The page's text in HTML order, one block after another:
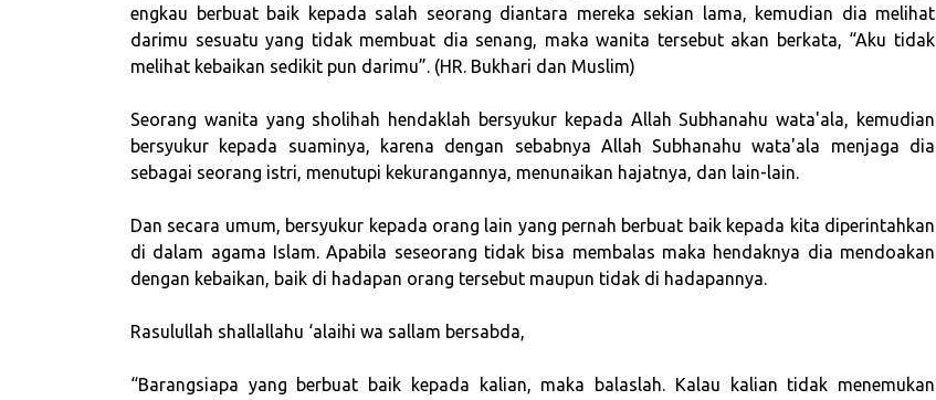
engkau berbuat baik kepada salah seorang diantara mereka sekian lama, kemudian dia melihat
darimu sesuatu yang tidak membuat dia senang, maka wanita tersebut akan berkata, “Aku tidak
melihat kebaikan sedikit pun darimu”. (HR. Bukhari dan Muslim)
Seorang wanita yang sholihah hendaklah bersyukur kepada Allah Subhanahu wata'ala, kemudian
bersyukur kepada suaminya, karena dengan sebabnya Allah Subhanahu wata'ala menjaga dia
sebagai seorang istri, menutupi kekurangannya, menunaikan hajatnya, dan lain-lain.
Dan secara umum, bersyukur kepada orang lain yang pernah berbuat baik kepada kita diperintahkan
di dalam agama Islam. Apabila seseorang tidak bisa membalas maka hendaknya dia mendoakan
dengan kebaikan, baik di hadapan orang tersebut maupun tidak di hadapannya.
Rasulullah shallallahu ‘alaihi wa sallam bersabda,
“Barangsiapa yang berbuat baik kepada kalian, maka balaslah. Kalau kalian tidak menemukan